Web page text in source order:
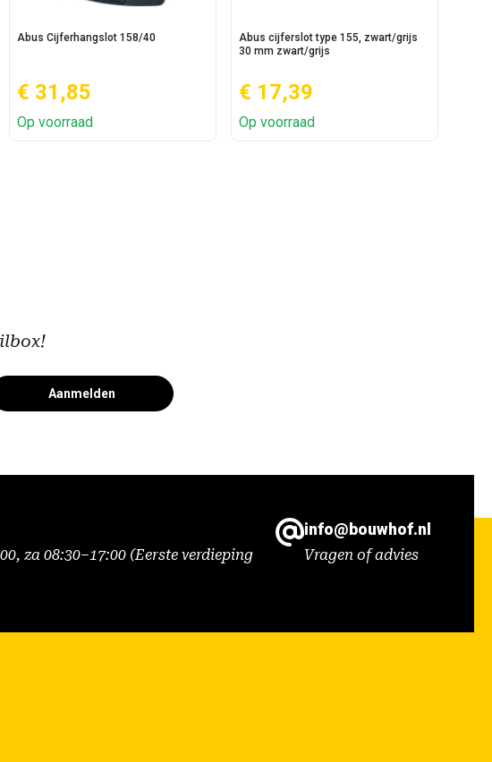
Abus Cijferhangslot 158/40
€ 31,85
Op voorraad
Abus cijferslot type 155, zwart/grijs
30 mm zwart/grijs
€ 17,39
Op voorraad
Aanmelden
za 08:30–17:00 (Eerste verdieping
info@bouwhof.nl
Vragen of advies